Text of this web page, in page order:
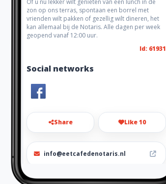
Of u nu lekker wilt genieten van een lunch in de
zon op ons terras, spontaan een borrel met
vrienden wilt pakken of gezellig wilt dineren, het
kan allemaal bij de Notaris. Alle dagen per week
geopend vanaf 12:00 uur.
Id: 61931
Social networks
Share Like 10
info@eetcafedenotaris.nl